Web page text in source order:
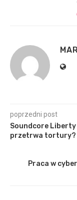
poprzedni post
Soundcore Liberty
przetrwa tortury?
Praca w